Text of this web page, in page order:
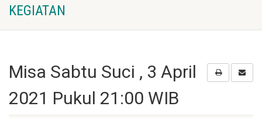
KEGIATAN
Misa Sabtu Suci , 3 April
2021 Pukul 21:00 WIB